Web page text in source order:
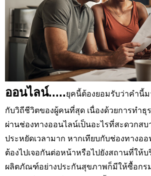
ออนไลน์.....ยุคนี้ต้องยอมรับว่าคำนี้ม
กับวิถีชีวิตของผู้คนที่สุด เนื่องด้วยการทำธุ
ผ่านช่องทางออนไลน์เป็นอะไรที่สะดวกสบ
ประหยัดเวลามาก หากเทียบกับช่องทางออ
ต้องไปเจอกันต่อหน้าหรือไปยังสถานที่ให้
ผลิตภัณฑ์อย่างประกันสุขภาพก็มีให้ซื้อกร